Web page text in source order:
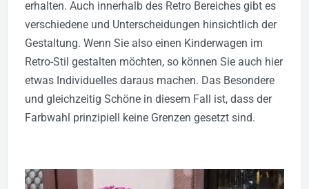
erhalten. Auch innerhalb des Retro Bereiches gibt es
verschiedene und Unterscheidungen hinsichtlich der
Gestaltung. Wenn Sie also einen Kinderwagen im
Retro-Stil gestalten möchten, so können Sie auch hier
etwas Individuelles daraus machen. Das Besondere
und gleichzeitig Schöne in diesem Fall ist, dass der
Farbwahl prinzipiell keine Grenzen gesetzt sind.